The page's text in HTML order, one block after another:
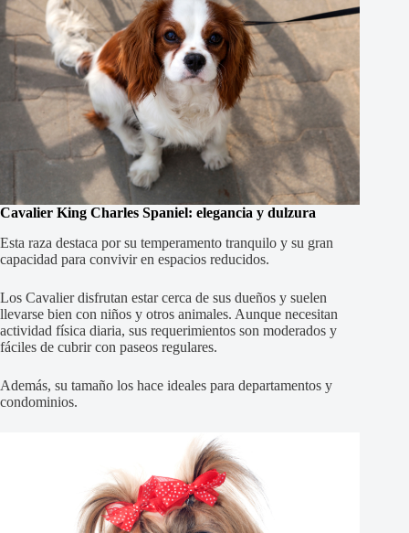
Cavalier King Charles Spaniel: elegancia y dulzura
Esta raza destaca por su temperamento tranquilo y su gran
capacidad para convivir en espacios reducidos.
Los Cavalier disfrutan estar cerca de sus dueños y suelen
llevarse bien con niños y otros animales. Aunque necesitan
actividad física diaria, sus requerimientos son moderados y
fáciles de cubrir con paseos regulares.
Además, su tamaño los hace ideales para departamentos y
condominios.